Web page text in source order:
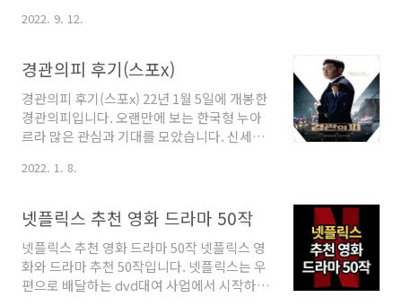
니다. 하지만 위 정보는 오류가 있는 듯합니
1.85:1 비율로 상영되고 동일한 비율을 제공합
니다. 다만, 용산 아이맥스는 아바타2의 경우
아래와..
펜(지미 마컴 역), 팀로빈스(데입즈 보일 역),
이 주연을 맡았습니다. 이 작품으로 2004년
아카데미 시상식에서 숀펜이 남우주연상을 ,
팀로빈슨이 남우조연상을 수상했습니다. 미
스틱리버의 장르는 드라마, 범죄, 스릴러, 미
스터리이고, 러닝타임은 137분입니다. 중간
은 나오지 않습니다. 미스틱 리버는 미국 매사
스턴이고, 시간대는 2000년대 초반입니다. 미
스틱 리버 인과응보 미스틱 리버의 줄거리를..
2022. 9. 12.
경관의피 후기(스포x)
경관의피 후기(스포x) 22년 1월 5일에 개봉한
경관의피입니다. 오랜만에 보는 한국형 누아
르라 많은 관심과 기대를 모았습니다. 신세계
기가 아닌 경찰을 감시하는 경찰이야기라는
다. 경관의피의 원작은 일본 소설로 2009년
경관의 조건이라는 드라마가 제작되기도 했
습니다만, 현지에서 큰 인기를 얻지 못했고 국
내에서도 찾아보기 어렵습니다. 경관의피 소
감을 먼저 소개하자면 '지루하지는 않았으나
2022. 1. 8.
넷플릭스 추천 영화 드라마 50작
넷플릭스 추천 영화 드라마 50작 넷플릭스 영
화와 드라마 추천 50작입니다. 넷플릭스는 우
편으로 배달하는 dvd대여 사업에서 시작하여